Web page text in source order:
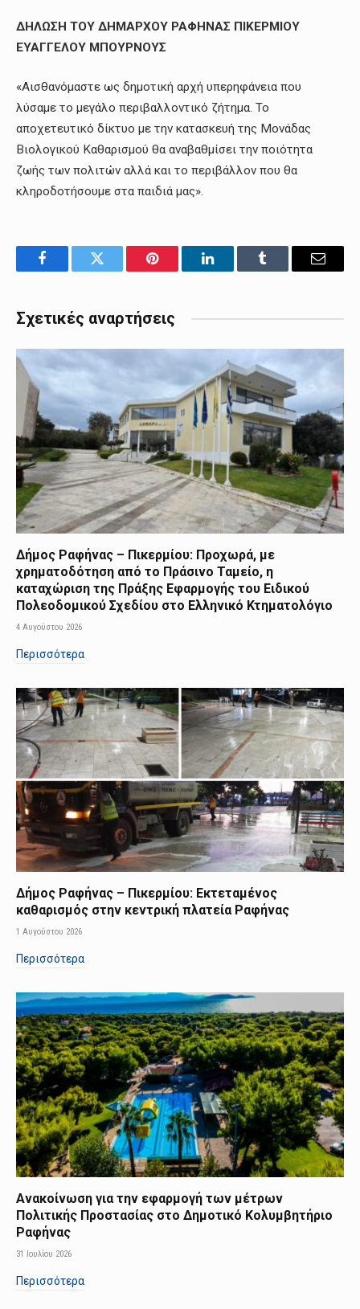
ΔΗΛΩΣΗ ΤΟΥ ΔΗΜΑΡΧΟΥ ΡΑΦΗΝΑΣ ΠΙΚΕΡΜΙΟΥ
ΕΥΑΓΓΕΛΟΥ ΜΠΟΥΡΝΟΥΣ
«Αισθανόμαστε ως δημοτική αρχή υπερηφάνεια που
λύσαμε το μεγάλο περιβαλλοντικό ζήτημα. Το
αποχετευτικό δίκτυο με την κατασκευή της Μονάδας
Βιολογικού Καθαρισμού θα αναβαθμίσει την ποιότητα
ζωής των πολιτών αλλά και το περιβάλλον που θα
κληροδοτήσουμε στα παιδιά μας».
FacebookTwitter Pinterest LinkedInTumblr Email
Σχετικές αναρτήσεις
Δήμος Ραφήνας – Πικερμίου: Προχωρά, με
χρηματοδότηση από το Πράσινο Ταμείο, η
καταχώριση της Πράξης Εφαρμογής του Ειδικού
Πολεοδομικού Σχεδίου στο Ελληνικό Κτηματολόγιο
4 Αυγούστου 2026
Περισσότερα
Δήμος Ραφήνας – Πικερμίου: Εκτεταμένος
καθαρισμός στην κεντρική πλατεία Ραφήνας
1 Αυγούστου 2026
Περισσότερα
Ανακοίνωση για την εφαρμογή των μέτρων
Πολιτικής Προστασίας στο Δημοτικό Κολυμβητήριο
Ραφήνας
31 Ιουλίου 2026
Περισσότερα